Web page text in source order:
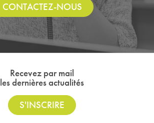
CONTACTEZ-NOUS
Recevez par mail
les dernières actualités
S'INSCRIRE